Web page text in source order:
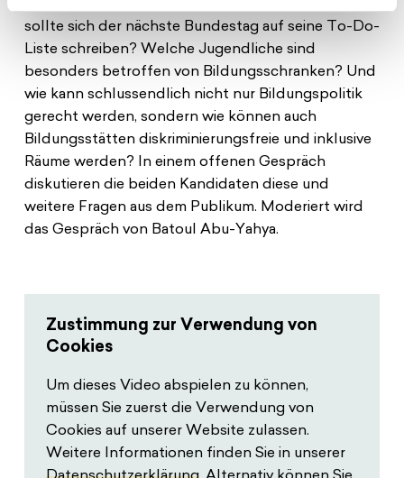
sollte sich der nächste Bundestag auf seine To-Do-
Liste schreiben? Welche Jugendliche sind
besonders betroffen von Bildungsschranken? Und
wie kann schlussendlich nicht nur Bildungspolitik
gerecht werden, sondern wie können auch
Bildungsstätten diskriminierungsfreie und inklusive
Räume werden? In einem offenen Gespräch
diskutieren die beiden Kandidaten diese und
weitere Fragen aus dem Publikum. Moderiert wird
das Gespräch von Batoul Abu-Yahya.
Zustimmung zur Verwendung von
Cookies
Um dieses Video abspielen zu können,
müssen Sie zuerst die Verwendung von
Cookies auf unserer Website zulassen.
Weitere Informationen finden Sie in unserer